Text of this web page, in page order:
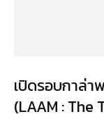
เปิดรอบกาล่า
(LAAM :